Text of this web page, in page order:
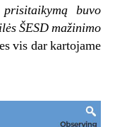
buvo
ŠESD mažinimo
vis dar kartojame